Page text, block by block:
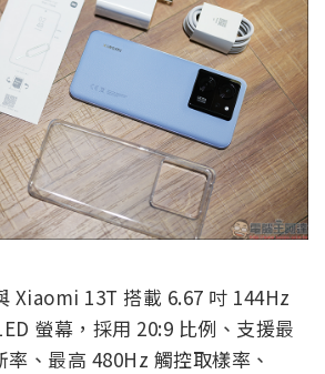
Xiaomi 13T 搭載 6.67 吋 144Hz
螢幕，採用 20:9 比例、支援最
、最高 480Hz 觸控取樣率、